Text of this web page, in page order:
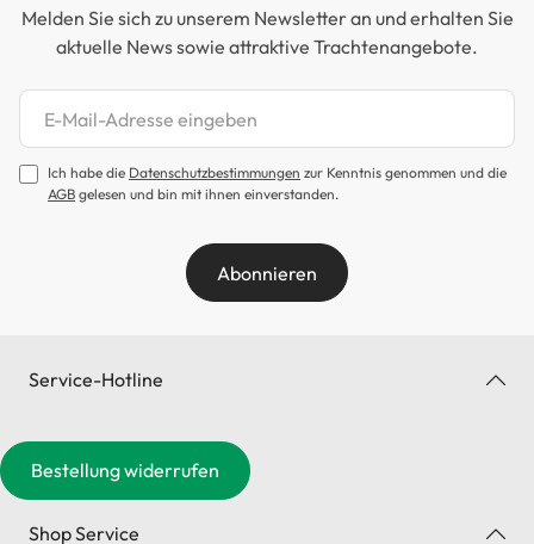
Melden Sie sich zu unserem Newsletter an und erhalten Sie
aktuelle News sowie attraktive Trachtenangebote.
Newsletter abonnieren
Ich habe die Datenschutzbestimmungen zur Kenntnis genommen und die
AGB gelesen und bin mit ihnen einverstanden.
Abonnieren
Service-Hotline
Bestellung widerrufen
Shop Service